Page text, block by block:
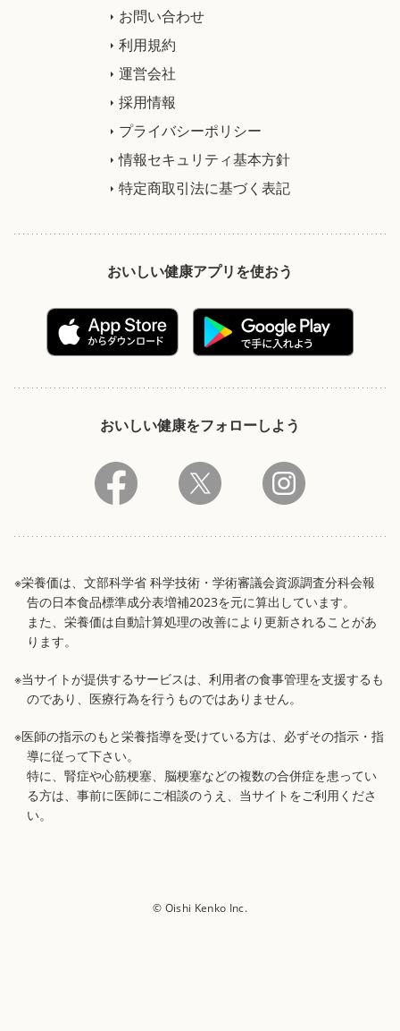
お問い合わせ
利用規約
運営会社
採用情報
プライバシーポリシー
情報セキュリティ基本方針
特定商取引法に基づく表記
おいしい健康アプリを使おう
おいしい健康をフォローしよう
※栄養価は、文部科学省 科学技術・学術審議会資源調査分科会報
告の日本食品標準成分表増補2023を元に算出しています。
また、栄養価は自動計算処理の改善により更新されることがあ
ります。
※当サイトが提供するサービスは、利用者の食事管理を支援するも
のであり、医療行為を行うものではありません。
※医師の指示のもと栄養指導を受けている方は、必ずその指示・指
導に従って下さい。
特に、腎症や心筋梗塞、脳梗塞などの複数の合併症を患ってい
る方は、事前に医師にご相談のうえ、当サイトをご利用くださ
い。
© Oishi Kenko Inc.